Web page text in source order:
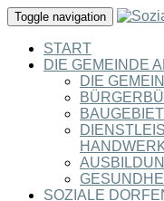
Toggle navigation
START
DIE GEMEINDE
DIE
SOZIALE